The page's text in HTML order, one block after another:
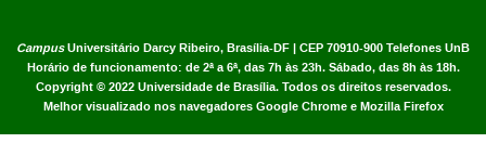
CampusUniversitário Darcy Ribeiro, Brasília-DF | CEP 70910-900 Telefones UnB
Horário de funcionamento: de 2ª a 6ª, das 7h às 23h. Sábado, das 8h às 18h.
Copyright © 2022 Universidade de Brasília. Todos os direitos reservados.
Melhor visualizado nos navegadores Google Chrome e Mozilla Firefox